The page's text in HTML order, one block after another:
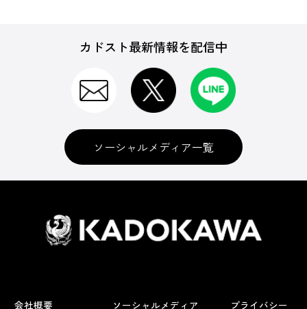
カドスト最新情報を配信中
ソーシャルメディア一覧
会社概要 ソーシャルメディア プライバシー